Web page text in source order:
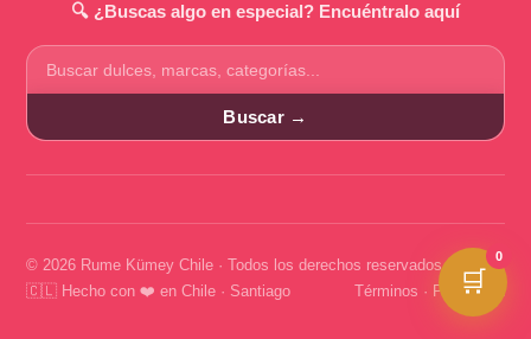
🔍 ¿Buscas algo en especial? Encuéntralo aquí
Buscar
productos
Buscar →
© 2026 Rume Kümey Chile · Todos los derechos reservados
🇨🇱 Hecho con ❤️ en Chile · Santiago
Términos · Privacidad
🛒
0